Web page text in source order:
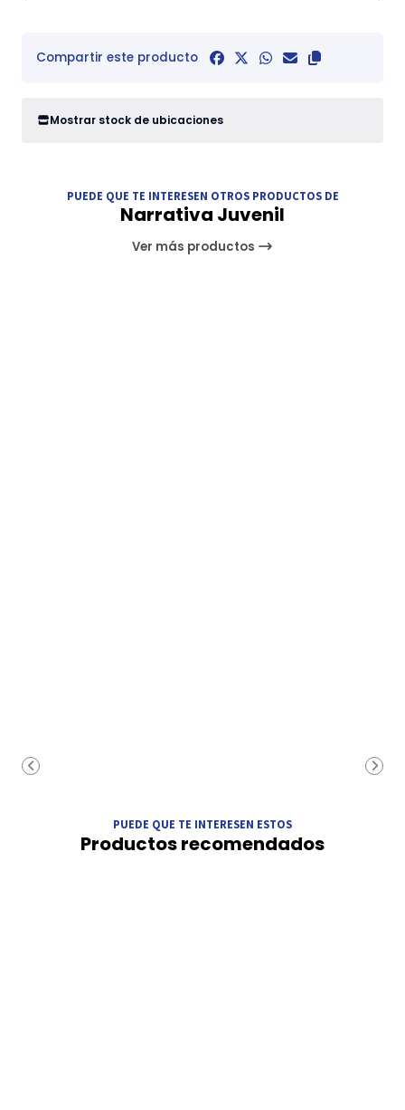
Compartir este producto
Mostrar stock de ubicaciones
PUEDE QUE TE INTERESEN OTROS PRODUCTOS DE
Narrativa Juvenil
Ver más productos
PUEDE QUE TE INTERESEN ESTOS
Productos recomendados